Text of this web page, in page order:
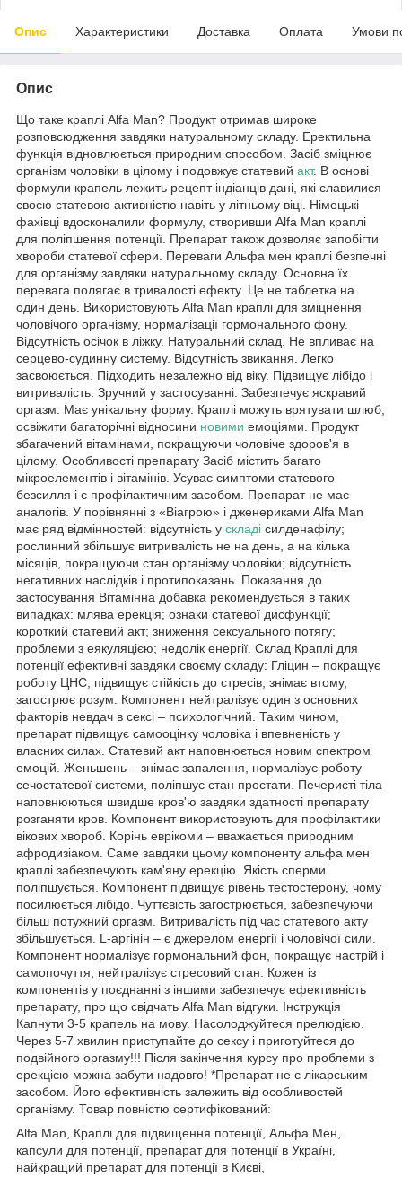
Опис Характеристики Доставка Оплата Умови
Опис
Що таке краплі Alfa Man? Продукт отримав широке
розповсюдження завдяки натуральному складу. Еректильна
функція відновлюється природним способом. Засіб зміцнює
організм чоловіки в цілому і подовжує статевий акт. В основі
формули крапель лежить рецепт індіанців дані, які славилися
своєю статевою активністю навіть у літньому віці. Німецькі
фахівці вдосконалили формулу, створивши Alfa Man краплі
для поліпшення потенції. Препарат також дозволяє запобігти
хвороби статевої сфери. Переваги Альфа мен краплі безпечні
для організму завдяки натуральному складу. Основна їх
перевага полягає в тривалості ефекту. Це не таблетка на
один день. Використовують Alfa Man краплі для зміцнення
чоловічого організму, нормалізації гормонального фону.
Відсутність осічок в ліжку. Натуральний склад. Не впливає на
серцево-судинну систему. Відсутність звикання. Легко
засвоюється. Підходить незалежно від віку. Підвищує лібідо і
витривалість. Зручний у застосуванні. Забезпечує яскравий
оргазм. Має унікальну форму. Краплі можуть врятувати шлюб,
освіжити багаторічні відносини новими емоціями. Продукт
збагачений вітамінами, покращуючи чоловіче здоров'я в
цілому. Особливості препарату Засіб містить багато
мікроелементів і вітамінів. Усуває симптоми статевого
безсилля і є профілактичним засобом. Препарат не має
аналогів. У порівнянні з «Віагрою» і дженериками Alfa Man
має ряд відмінностей: відсутність у складі силденафілу;
рослинний збільшує витривалість не на день, а на кілька
місяців, покращуючи стан організму чоловіки; відсутність
негативних наслідків і протипоказань. Показання до
застосування Вітамінна добавка рекомендується в таких
випадках: млява ерекція; ознаки статевої дисфункції;
короткий статевий акт; зниження сексуального потягу;
проблеми з еякуляцією; недолік енергії. Склад Краплі для
потенції ефективні завдяки своєму складу: Гліцин – покращує
роботу ЦНС, підвищує стійкість до стресів, знімає втому,
загострює розум. Компонент нейтралізує один з основних
факторів невдач в сексі – психологічний. Таким чином,
препарат підвищує самооцінку чоловіка і впевненість у
власних силах. Статевий акт наповнюється новим спектром
емоцій. Женьшень – знімає запалення, нормалізує роботу
сечостатевої системи, поліпшує стан простати. Печеристі тіла
наповнюються швидше кров'ю завдяки здатності препарату
розганяти кров. Компонент використовують для профілактики
вікових хвороб. Корінь еврікоми – вважається природним
афродизіаком. Саме завдяки цьому компоненту альфа мен
краплі забезпечують кам'яну ерекцію. Якість сперми
поліпшується. Компонент підвищує рівень тестостерону, чому
посилюється лібідо. Чуттєвість загострюється, забезпечуючи
більш потужний оргазм. Витривалість під час статевого акту
збільшується. L-аргінін – є джерелом енергії і чоловічої сили.
Компонент нормалізує гормональний фон, покращує настрій і
самопочуття, нейтралізує стресовий стан. Кожен із
компонентів у поєднанні з іншими забезпечує ефективність
препарату, про що свідчать Alfa Man відгуки. Інструкція
Капнути 3-5 крапель на мову. Насолоджуйтеся прелюдією.
Через 5-7 хвилин приступайте до сексу і приготуйтеся до
подвійного оргазму!!! Після закінчення курсу про проблеми з
ерекцією можна забути надовго! *Препарат не є лікарським
засобом. Його ефективність залежить від особливостей
організму. Товар повністю сертифікований:
Alfa Man, Краплі для підвищення потенції, Альфа Мен,
капсули для потенції, препарат для потенції в Україні,
найкращий препарат для потенції в Києві,